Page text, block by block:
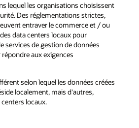
lequel les organisations choisissent
Des réglementations strictes,
entraver le commerce et / ou
data centers locaux pour
services de gestion de données
aux exigences
selon lequel les données créées
localement, mais d'autres,
locaux.